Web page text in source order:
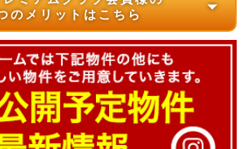
のメリットはこちら
arrow_drop_down